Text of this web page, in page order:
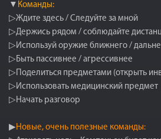
▼ Команды:
▷Ждите здесь / Следуйте за мной
▷Держись рядом / соблюдайте
▷Используй оружие ближнего /
▷Быть пассивнее / агрессивнее
▷Поделиться предметами (открыть
▷Использовать медицинский предмет
▷Начать разговор
▶Новые, очень полезные команды: